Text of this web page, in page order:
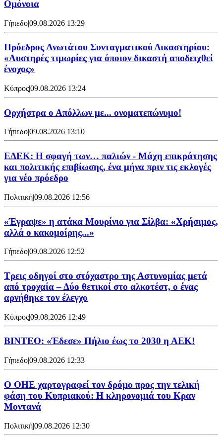
Ομόνοια
Γήπεδο|09.08.2026 13:29
Πρόεδρος Ανωτάτου Συνταγματικού Δικαστηρίου:
«Αυστηρές τιμωρίες για όποιον δικαστή αποδειχθεί
ένοχος»
Κύπρος|09.08.2026 13:24
Ορχήστρα o Aπόλλων με... ονοματεπώνυμο!
Γήπεδο|09.08.2026 13:10
ΕΔΕΚ: Η σφαγή των… παλιών - Μάχη επικράτησης
και πολιτικής επιβίωσης, ένα μήνα πριν τις εκλογές
για νέο πρόεδρο
Πολιτική|09.08.2026 12:56
«Έγραψε» η ατάκα Μουρίνιο για Σίλβα: «Χρήσιμος,
αλλά ο κακομοίρης...»
Γήπεδο|09.08.2026 12:52
Τρεις οδηγοί στο στόχαστρο της Αστυνομίας μετά
από τροχαία – Δύο θετικοί στο αλκοτέστ, ο ένας
αρνήθηκε τον έλεγχο
Κύπρος|09.08.2026 12:49
ΒΙΝΤΕΟ: «Έδεσε» Πήλιο έως το 2030 η ΑΕΚ!
Γήπεδο|09.08.2026 12:33
Ο ΟΗΕ χαρτογραφεί τον δρόμο προς την τελική
φάση του Κυπριακού: Η κληρονομιά του Κραν
Μοντανά
Πολιτική|09.08.2026 12:30